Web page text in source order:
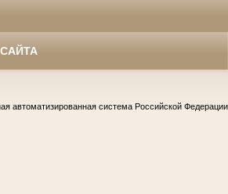
автоматизированная система Российской